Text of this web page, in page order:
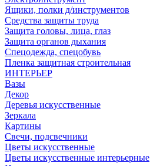
Ящики, полки д/инструментов
Средства защиты труда
Защита головы, лица, глаз
Защита органов дыхания
Спецодежда, спецобувь
Пленка защитная строительная
ИНТЕРЬЕР
Вазы
Декор
Деревья искусственные
Зеркала
Картины
Свечи, подсвечники
Цветы искусственные
Цветы искусственные интерьерные